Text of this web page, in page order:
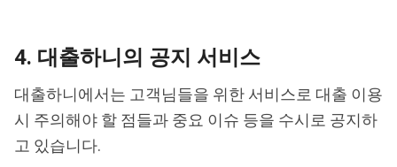
4. 대출하니의 공지 서비스
대출하니에서는 고객님들을 위한 서비스로 대출 이용
시 주의해야 할 점들과 중요 이슈 등을 수시로 공지하
고 있습니다.